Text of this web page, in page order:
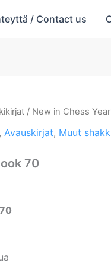
/ Contact us
/ New in Chess
, Avauskirjat, Muut
70